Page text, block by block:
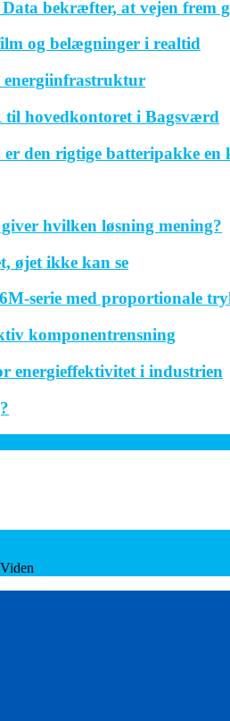
bekræfter, at vejen frem
og belægninger i realtid
energiinfrastruktur
til hovedkontoret i Bagsværd
den rigtige batteripakke en
hvilken løsning mening?
øjet ikke kan se
serie med proportionale
komponentrensning
energieffektivitet i industrien